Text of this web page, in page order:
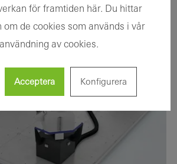
för framtiden här. Du hittar
de cookies som används i vår
av cookies.
Acceptera Konfigurera